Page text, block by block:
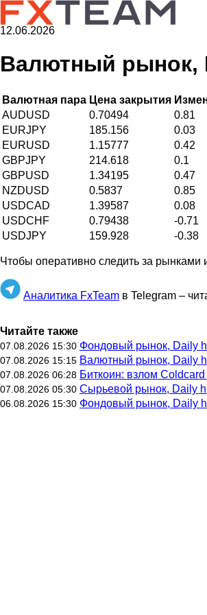
12.06.2026
Валютный рынок,
Валютная пара Цена закрытия
AUDUSD
0.70494
0.81
EURJPY
185.156
0.03
EURUSD
1.15777
0.42
GBPJPY
214.618
0.1
GBPUSD
1.34195
0.47
NZDUSD
0.5837
0.85
USDCAD
1.39587
0.08
USDCHF
0.79438
-0.71
USDJPY
159.928 -0.38
Чтобы оперативно следить за рынками
Аналитика FxTeam в Telegram –
Читайте также
07.08.2026 15:30 Фондовый рынок, Daily
07.08.2026 15:15 Валютный рынок, Daily
07.08.2026 06:28 Биткоин: взлом
07.08.2026 05:30 Сырьевой рынок, Daily
06.08.2026 15:30 Фондовый рынок, Daily